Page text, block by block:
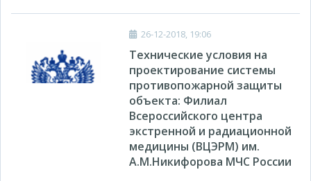
26-12-2018, 19:06
Технические условия на
проектирование системы
противопожарной защиты
объекта: Филиал
Всероссийского центра
экстренной и радиационной
медицины (ВЦЭРМ) им.
А.М.Никифорова МЧС России